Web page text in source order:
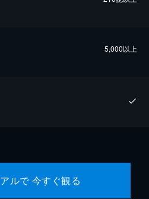
5,000以上
ルで 今すぐ観る